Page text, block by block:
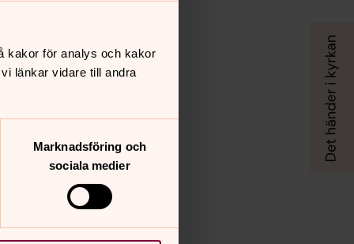
kakor för analys och kakor
länkar vidare till andra
Marknadsföring och
sociala medier